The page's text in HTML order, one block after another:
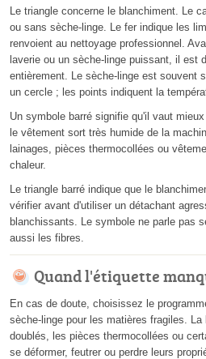
Le triangle concerne le blanchiment. Le
ou sans sèche-linge. Le fer indique les
renvoient au nettoyage professionnel.
laverie ou un sèche-linge puissant, il est
entièrement. Le sèche-linge est souvent
un cercle ; les points indiquent la
Un symbole barré signifie qu'il vaut
le vêtement sort très humide de la
lainages, pièces thermocollées ou
chaleur.
Le triangle barré indique que le
vérifier avant d'utiliser un détachant
blanchissants. Le symbole ne parle pas
aussi les fibres.
Quand l'étiquette
En cas de doute, choisissez le
sèche-linge pour les matières fragiles.
doublés, les pièces thermocollées ou
se déformer, feutrer ou perdre leurs